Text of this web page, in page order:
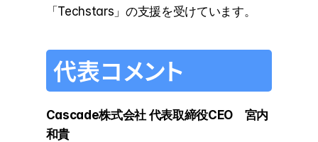
「Techstars」の支援を受けています。
代表コメント
Cascade株式会社 代表取締役CEO　宮内
和貴